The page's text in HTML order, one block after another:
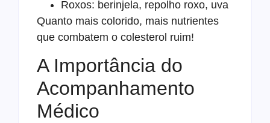
Roxos: berinjela, repolho roxo, uva
Quanto mais colorido, mais nutrientes
que combatem o colesterol ruim!
A Importância do
Acompanhamento
Médico